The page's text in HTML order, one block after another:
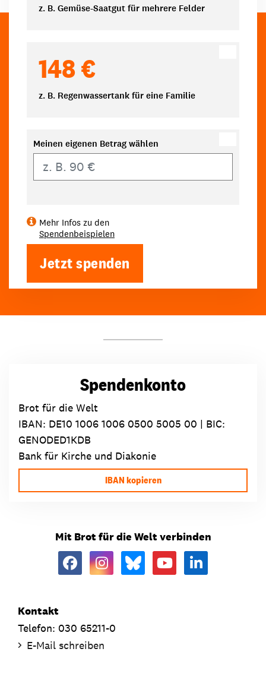
z. B. Gemüse-Saatgut für mehrere Felder
148 €
z. B. Regenwassertank für eine Familie
Meinen eigenen Betrag wählen
Mehr Infos zu den
Spendenbeispielen
Jetzt spenden
Spendenkonto
Brot für die Welt
IBAN: DE10 1006 1006 0500 5005 00 | BIC:
GENODED1KDB
Bank für Kirche und Diakonie
IBAN kopieren
Mit Brot für die Welt verbinden
Kontakt
Telefon: 030 65211-0
E-Mail schreiben